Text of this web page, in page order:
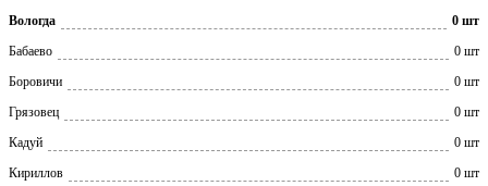
Вологда
0 шт
Бабаево
0 шт
Боровичи
0 шт
Грязовец
0 шт
Кадуй
0 шт
Кириллов
0 шт